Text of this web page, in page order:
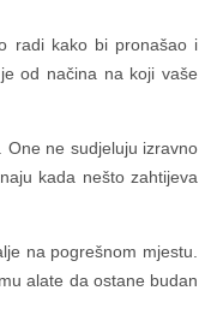
radi kako bi pronašao i
od načina na koji vaše
One ne sudjeluju izravno
kada nešto zahtijeva
na pogrešnom mjestu.
alate da ostane budan